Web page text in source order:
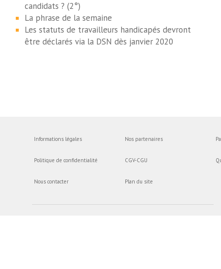
candidats ? (2°)
La phrase de la semaine
Les statuts de travailleurs handicapés devront
être déclarés via la DSN dès janvier 2020
Informations légales
Politique de confidentialité
Nous contacter
Nos partenaires
CGV-CGU
Plan du site